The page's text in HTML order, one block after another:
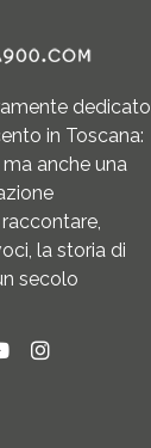
dedicato
in Toscana:
anche una
la storia di
secolo